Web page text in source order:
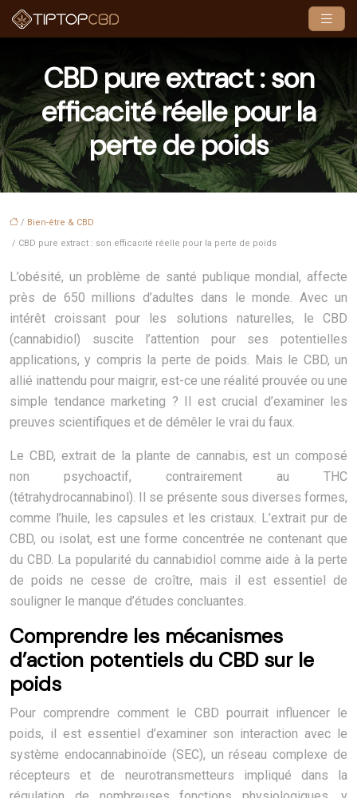
CBD pure extract : son
efficacité réelle pour la
perte de poids
/ Bien-être & CBD
/ CBD pure extract : son efficacité réelle pour la perte de poids
L’obésité, un problème de santé publique mondial, affecte
près de 650 millions d’adultes dans le monde. Avec un
intérêt croissant pour les solutions naturelles, le CBD
(cannabidiol) suscite l’attention pour ses potentielles
applications, y compris la perte de poids. Mais le CBD, un
allié inattendu pour maigrir, est-ce une réalité prouvée ou une
simple tendance marketing ? Il est crucial d’examiner les
preuves scientifiques et de démêler le vrai du faux.
Le CBD, extrait de la plante de cannabis, est un composé
non psychoactif, contrairement au THC
(tétrahydrocannabinol). Il se présente sous diverses formes,
comme l’huile, les capsules et les cristaux. L’extrait pur de
CBD, ou isolat, est une forme concentrée ne contenant que
du CBD. La popularité du cannabidiol comme aide à la perte
de poids ne cesse de croître, mais il est essentiel de
souligner le manque d’études concluantes.
Comprendre les mécanismes
d’action potentiels du CBD sur le
poids
Pour comprendre comment le CBD pourrait influencer le
poids, il est essentiel d’examiner son interaction avec le
système endocannabinoïde (SEC), un réseau complexe de
récepteurs et de neurotransmetteurs impliqué dans la